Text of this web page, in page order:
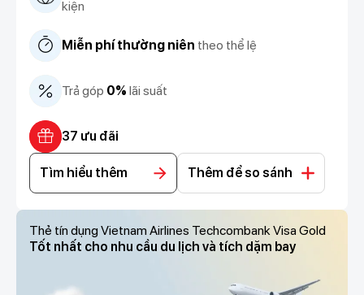
kiện
Miễn phí thường niên theo thể lệ
Trả góp 0% lãi suất
37 ưu đãi
Tìm hiểu thêm Thêm để so sánh
Thẻ tín dụng Vietnam Airlines Techcombank Visa Gold
Tốt nhất cho nhu cầu du lịch và tích dặm bay